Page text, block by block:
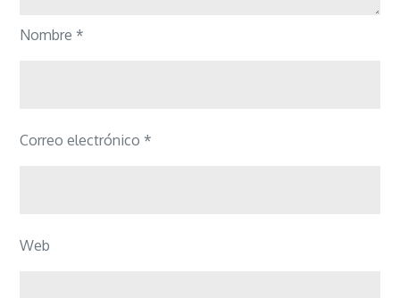
Nombre *
Correo electrónico *
Web